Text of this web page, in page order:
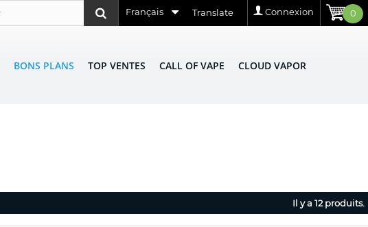
0
Connexion
Translate
Français
BONS PLANS TOP VENTES CALL OF VAPE CLOUD VAPOR
Il y a 12 produits.